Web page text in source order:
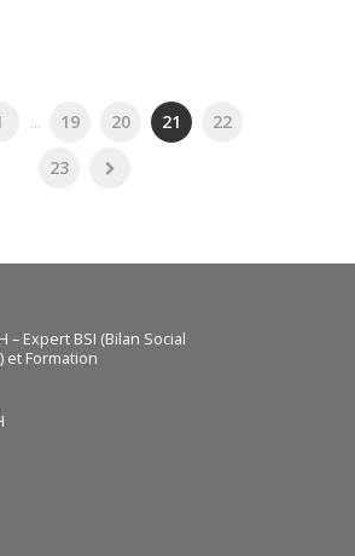
... 19 20 21
22
23
– Expert BSI (Bilan Social
et Formation